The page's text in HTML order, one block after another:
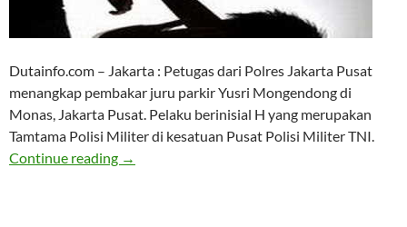
Dutainfo.com – Jakarta : Petugas dari Polres Jakarta Pusat
menangkap pembakar juru parkir Yusri Mongendong di
Monas, Jakarta Pusat. Pelaku berinisial H yang merupakan
Tamtama Polisi Militer di kesatuan Pusat Polisi Militer TNI.
Continue reading Duhh, Pelaku Pembakaran Jukir Monas
→